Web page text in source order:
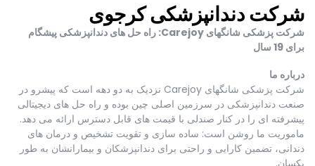
شرکت دندانپزشکی کرجوی
شرکت پزشکی شانگهای Carejoy: راه حل های دندانپزشکی پیشگام
برای 19 سال
درباره ما
شرکت پزشکی شانگهای Carejoy نزدیک به دو دهه است که پیشرو در
صنعت دندانپزشکی در سرزمین اصلی چین بوده و راه حل های دیجیتالی
پیشرفته ای را در کنار صندلی با قیمت های قابل دسترس ارائه می دهد.
ماموریت ما روشن است: ساده سازی و تقویت تشخیص و درمان های
دندانی، تضمین کارایی و راحتی برای دندانپزشکان و بیمارانشان به طور